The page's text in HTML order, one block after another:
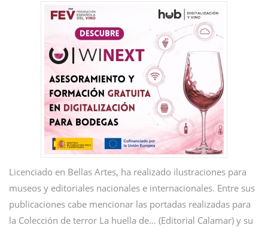
Licenciado en Bellas Artes, ha realizado ilustraciones para
museos y editoriales nacionales e internacionales. Entre sus
publicaciones cabe mencionar las portadas realizadas para
la Colección de terror La huella de… (Editorial Calamar) y su